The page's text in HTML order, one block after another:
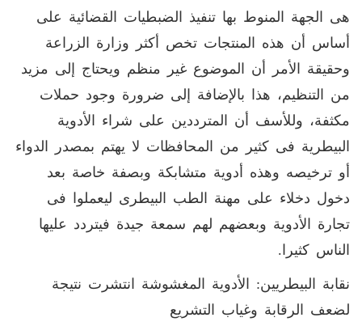
هى الجهة المنوط بها تنفيذ الضبطيات القضائية على
أساس أن هذه المنتجات تخص أكثر وزارة الزراعة
وحقيقة الأمر أن الموضوع غير منظم ويحتاج إلى مزيد
من التنظيم، هذا بالإضافة إلى ضرورة وجود حملات
مكثفة، وللأسف أن المترددين على شراء الأدوية
البيطرية فى كثير من المحافظات لا يهتم بمصدر الدواء
أو ترخيصه وهذه أدوية متشابكة وبصفة خاصة بعد
دخول دخلاء على مهنة الطب البيطرى ليعملوا فى
تجارة الأدوية وبعضهم لهم سمعة جيدة فيتردد عليها
الناس كثيرا.
نقابة البيطريين: الأدوية المغشوشة انتشرت نتيجة
لضعف الرقابة وغياب التشريع